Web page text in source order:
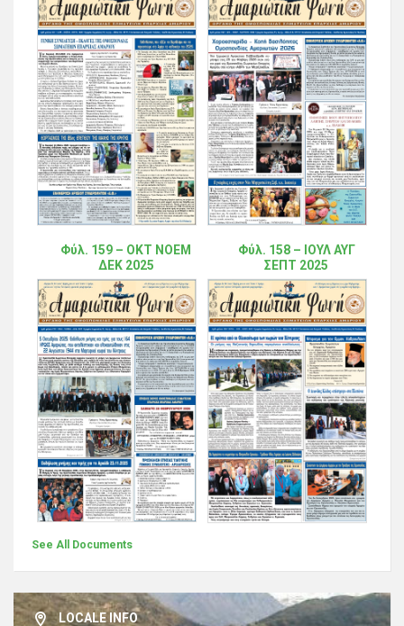
Φύλ. 159 – ΟΚΤ ΝΟΕΜ
ΔΕΚ 2025
Φύλ. 158 – ΙΟΥΛ ΑΥΓ
ΣΕΠΤ 2025
See All Documents
LOCALE INFO